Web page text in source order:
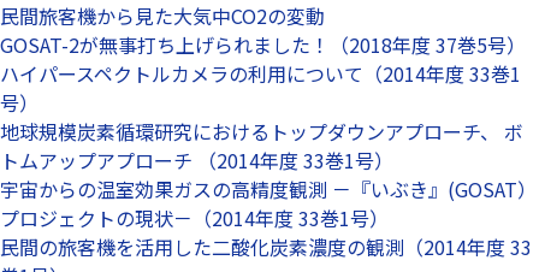
民間旅客機から見た大気中CO2の変動
GOSAT-2が無事打ち上げられました！（2018年度 37巻5号）
ハイパースペクトルカメラの利用について（2014年度 33巻1
号）
地球規模炭素循環研究におけるトップダウンアプローチ、 ボ
トムアップアプローチ （2014年度 33巻1号）
宇宙からの温室効果ガスの高精度観測 －『いぶき』(GOSAT）
プロジェクトの現状－（2014年度 33巻1号）
民間の旅客機を活用した二酸化炭素濃度の観測（2014年度 33